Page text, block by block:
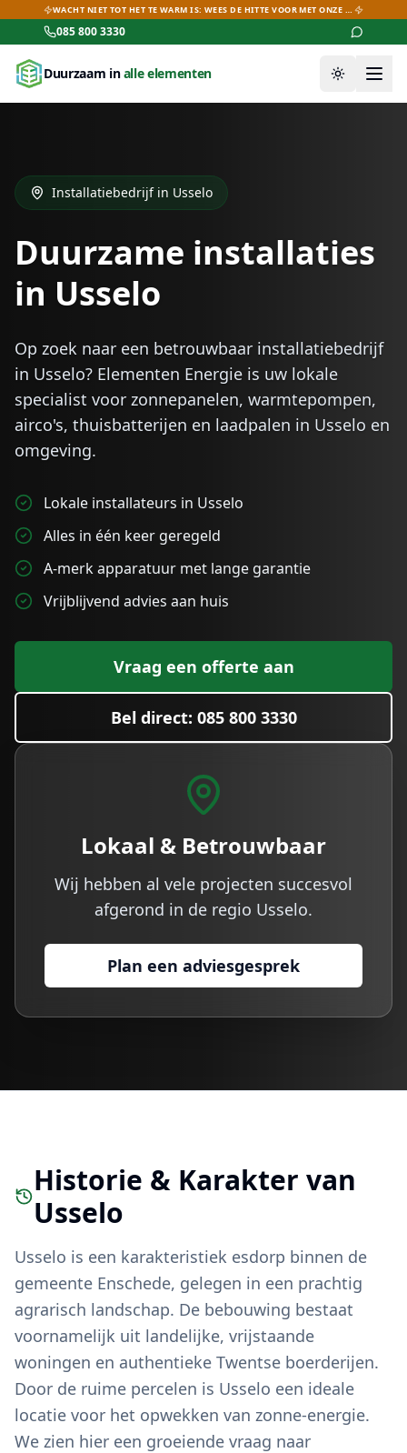
WACHT NIET TOT HET TE WARM IS: WEES DE HITTE VOOR MET ONZE AIRCO-DEALS!
085 800 3330
Duurzaam inalle elementen Thema
Installatiebedrijf in Usselo
Duurzame installaties
in Usselo
Op zoek naar een betrouwbaar installatiebedrijf
in Usselo? Elementen Energie is uw lokale
specialist voor zonnepanelen, warmtepompen,
airco's, thuisbatterijen en laadpalen in Usselo en
omgeving.
Lokale installateurs in Usselo
Alles in één keer geregeld
A-merk apparatuur met lange garantie
Vrijblijvend advies aan huis
Vraag een offerte aan
Bel direct: 085 800 3330
Lokaal & Betrouwbaar
Wij hebben al vele projecten succesvol
afgerond in de regio Usselo.
Plan een adviesgesprek
Historie & Karakter van
Usselo
Usselo is een karakteristiek esdorp binnen de
gemeente Enschede, gelegen in een prachtig
agrarisch landschap. De bebouwing bestaat
voornamelijk uit landelijke, vrijstaande
woningen en authentieke Twentse boerderijen.
Door de ruime percelen is Usselo een ideale
locatie voor het opwekken van zonne-energie.
We zien hier een groeiende vraag naar